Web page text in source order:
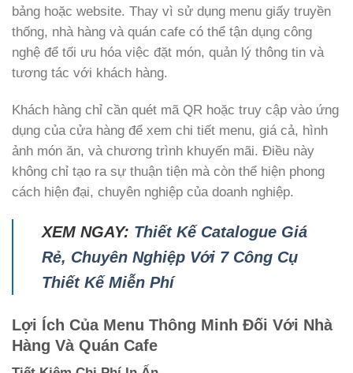
bảng hoặc website. Thay vì sử dụng menu giấy truyền
thống, nhà hàng và quán cafe có thể tận dụng công
nghệ để tối ưu hóa việc đặt món, quản lý thông tin và
tương tác với khách hàng.
Khách hàng chỉ cần quét mã QR hoặc truy cập vào ứng
dụng của cửa hàng để xem chi tiết menu, giá cả, hình
ảnh món ăn, và chương trình khuyến mãi. Điều này
không chỉ tạo ra sự thuận tiện mà còn thể hiện phong
cách hiện đại, chuyên nghiệp của doanh nghiệp.
XEM NGAY: Thiết Kế Catalogue Giá
Rẻ, Chuyên Nghiệp Với 7 Công Cụ
Thiết Kế Miễn Phí
Lợi Ích Của Menu Thông Minh Đối Với Nhà
Hàng Và Quán Cafe